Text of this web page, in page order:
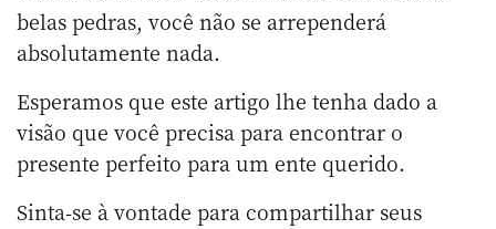
belas pedras, você não se arrependerá
absolutamente nada.
Esperamos que este artigo lhe tenha dado a
visão que você precisa para encontrar o
presente perfeito para um ente querido.
Sinta-se à vontade para compartilhar seus